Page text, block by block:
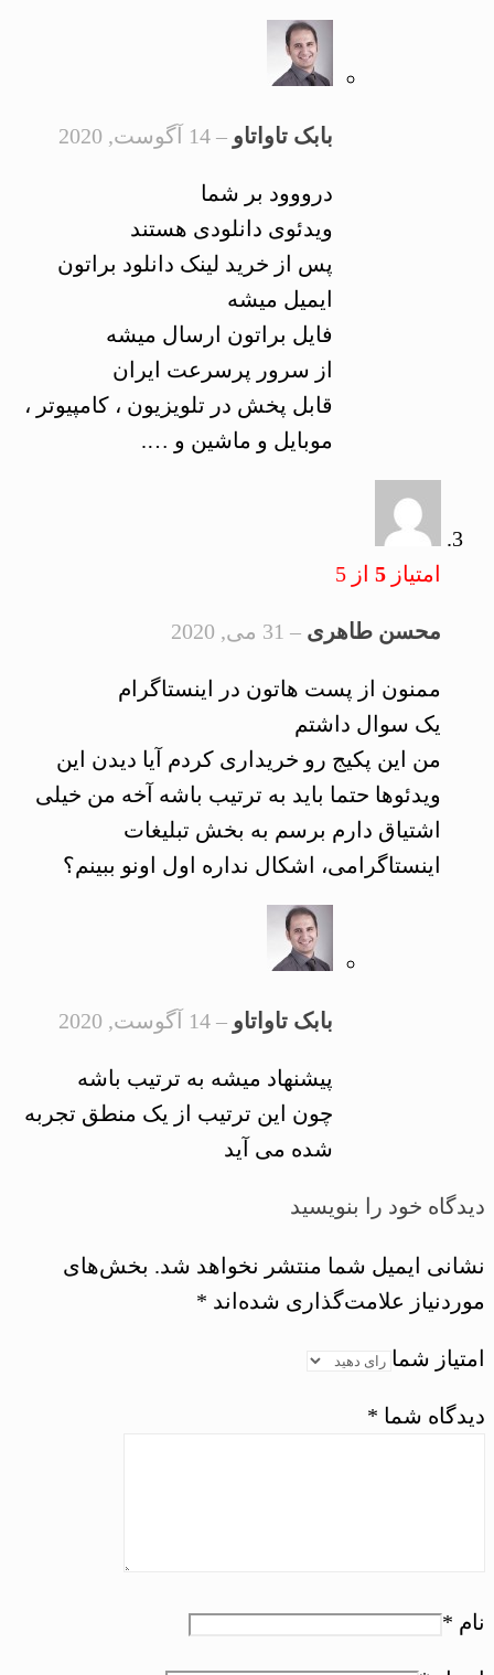
بابک تاواتاو – 14 آگوست, 2020
درووود بر شما
ویدئوی دانلودی هستند
پس از خرید لینک دانلود براتون
ایمیل میشه
فایل براتون ارسال میشه
از سرور پرسرعت ایران
قابل پخش در تلویزیون ، کامپیوتر ،
موبایل و ماشین و ….
امتیاز 5 از 5
محسن طاهری – 31 می, 2020
ممنون از پست هاتون در اینستاگرام
یک سوال داشتم
من این پکیج رو خریداری کردم آیا دیدن این
ویدئوها حتما باید به ترتیب باشه آخه من خیلی
اشتیاق دارم برسم به بخش تبلیغات
اینستاگرامی، اشکال نداره اول اونو ببینم؟
بابک تاواتاو – 14 آگوست, 2020
پیشنهاد میشه به ترتیب باشه
چون این ترتیب از یک منطق تجربه
شده می آید
دیدگاه خود را بنویسید
نشانی ایمیل شما منتشر نخواهد شد. بخش‌های
موردنیاز علامت‌گذاری شده‌اند *
امتیاز شما
دیدگاه شما *
نام *